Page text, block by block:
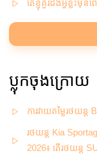
តើខ្ញុំគួរដឹងអ្វីខ្លះ
ប្លុកចុងក្រោយ
ការវាយតម្លៃរថយន្
រថយន្ត Kia
2026៖ តើរថយន្ត